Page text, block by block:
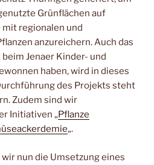
Grünflächen auf
regionalen und
anzureichern. Auch das
Jenaer Kinder- und
haben, wird in dieses
des Projekts steht
Zudem sind wir
Initiativen „Pflanze
„.
nun die Umsetzung eines